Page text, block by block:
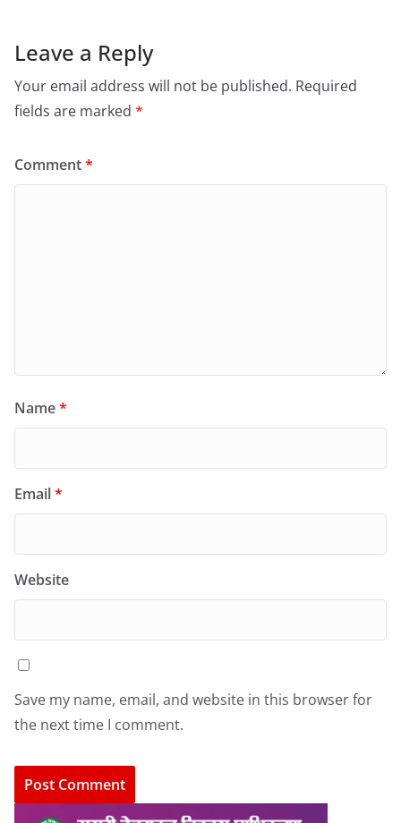
Leave a Reply
Your email address will not be published. Required
fields are marked *
Comment*
Name*
Email*
Website
Save my name, email, and website in this browser for
the next time I comment.